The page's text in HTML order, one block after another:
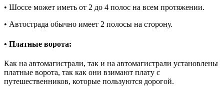
• Шоссе может иметь от 2 до 4 полос на всем протяжении.
• Автострада обычно имеет 2 полосы на сторону.
• Платные ворота:
Как на автомагистрали, так и на автомагистрали установлены
платные ворота, так как они взимают плату с
путешественников, которые пользуются дорогой.